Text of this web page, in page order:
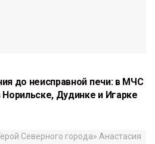
до неисправной печи: в МЧС
Дудинке и Игарке